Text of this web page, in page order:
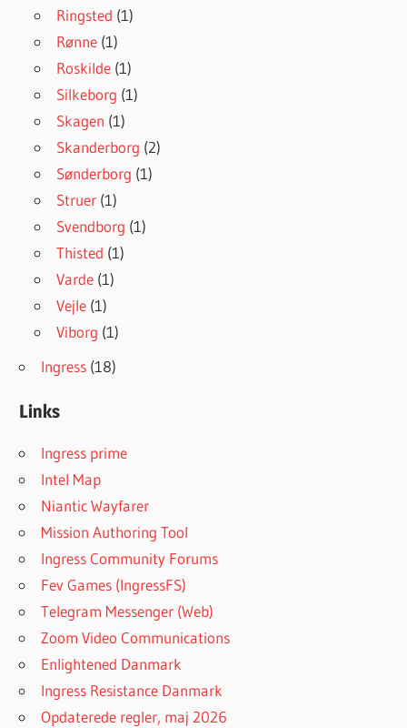
Ringsted (1)
Rønne (1)
Roskilde (1)
Silkeborg (1)
Skagen (1)
Skanderborg (2)
Sønderborg (1)
Struer (1)
Svendborg (1)
Thisted (1)
Varde (1)
Vejle (1)
Viborg (1)
Ingress (18)
Links
Ingress prime
Intel Map
Niantic Wayfarer
Mission Authoring Tool
Ingress Community Forums
Fev Games (IngressFS)
Telegram Messenger (Web)
Zoom Video Communications
Enlightened Danmark
Ingress Resistance Danmark
Opdaterede regler, maj 2026